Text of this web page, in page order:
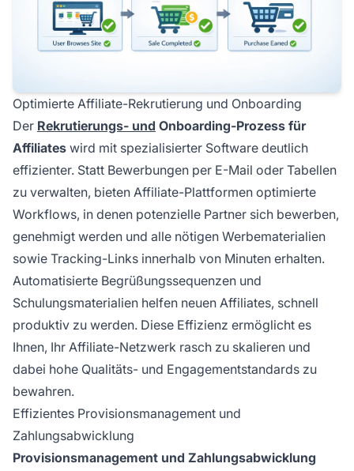
Optimierte Affiliate-Rekrutierung und Onboarding
Der Rekrutierungs- und Onboarding-Prozess für
Affiliates wird mit spezialisierter Software deutlich
effizienter. Statt Bewerbungen per E-Mail oder Tabellen
zu verwalten, bieten Affiliate-Plattformen optimierte
Workflows, in denen potenzielle Partner sich bewerben,
genehmigt werden und alle nötigen Werbematerialien
sowie Tracking-Links innerhalb von Minuten erhalten.
Automatisierte Begrüßungssequenzen und
Schulungsmaterialien helfen neuen Affiliates, schnell
produktiv zu werden. Diese Effizienz ermöglicht es
Ihnen, Ihr Affiliate-Netzwerk rasch zu skalieren und
dabei hohe Qualitäts- und Engagementstandards zu
bewahren.
Effizientes Provisionsmanagement und
Zahlungsabwicklung
Provisionsmanagement und Zahlungsabwicklung